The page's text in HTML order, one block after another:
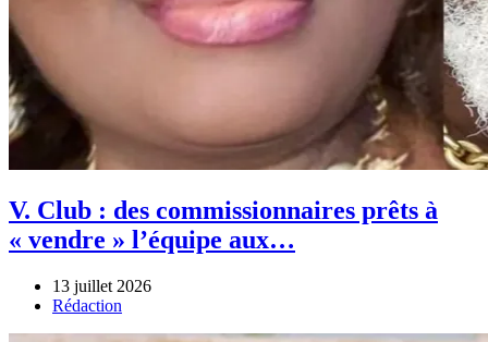
V. Club : des commissionnaires prêts à
« vendre » l’équipe aux…
13 juillet 2026
Author
Rédaction